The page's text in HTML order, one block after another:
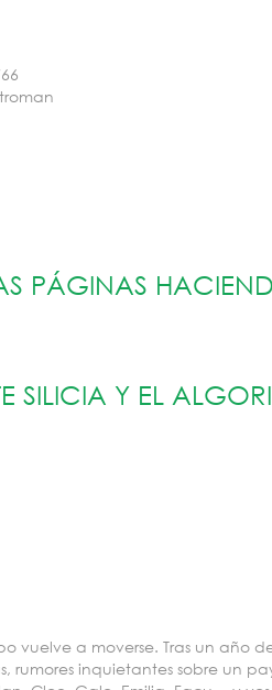
PÁGINAS
SILICIA Y EL
vuelve a moverse. Tras un
rumores inquietantes sobre un